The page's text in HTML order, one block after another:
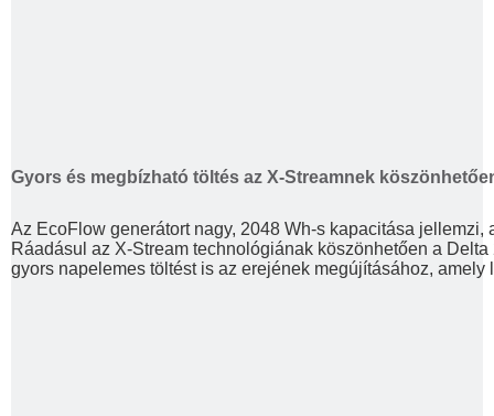
Gyors és megbízható töltés az X-Streamnek
Az EcoFlow generátort nagy, 2048 Wh-s kapacitása
Ráadásul az X-Stream technológiának köszönhetően a
gyors napelemes töltést is az erejének megújításához,